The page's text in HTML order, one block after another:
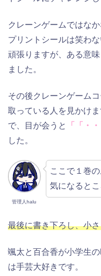
クレーンゲームではな
プリントシールは笑わ
頑張りますが、ある意
ました。
その後クレーンゲーム
取っている人を見かけ
で、目が会うと
「「・
した。
管理人halu
ここで１巻
気になるとこ
最後に書き下ろし、小
颯太と百合香が小学生
は手芸大好きです。